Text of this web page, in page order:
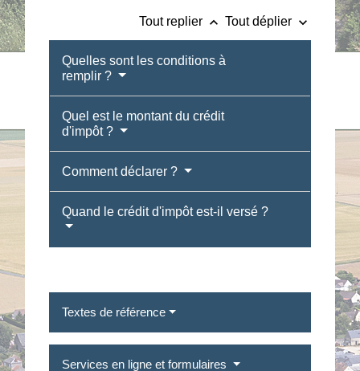
Tout replier keyboard_arrow_up Tout déplier keyboard_arrow_down
Quelles sont les conditions à
remplir ?
Quel est le montant du crédit
d'impôt ?
Comment déclarer ?
Quand le crédit d'impôt est-il versé ?
Textes de référence
Services en ligne et formulaires